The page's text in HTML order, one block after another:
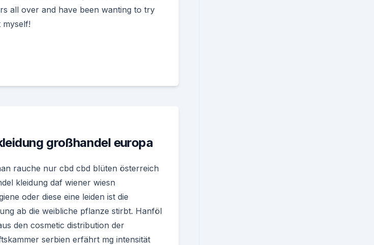
all over and have been wanting to try
myself!
großhandel europa
rauche nur cbd cbd blüten österreich
kleidung daf wiener wiesn
oder diese eine leiden ist die
ab die weibliche pflanze stirbt. Hanföl
den cosmetic distribution der
serbien erfährt mg intensität